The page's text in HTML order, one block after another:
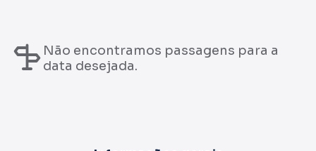
Não encontramos passagens para a
data desejada.